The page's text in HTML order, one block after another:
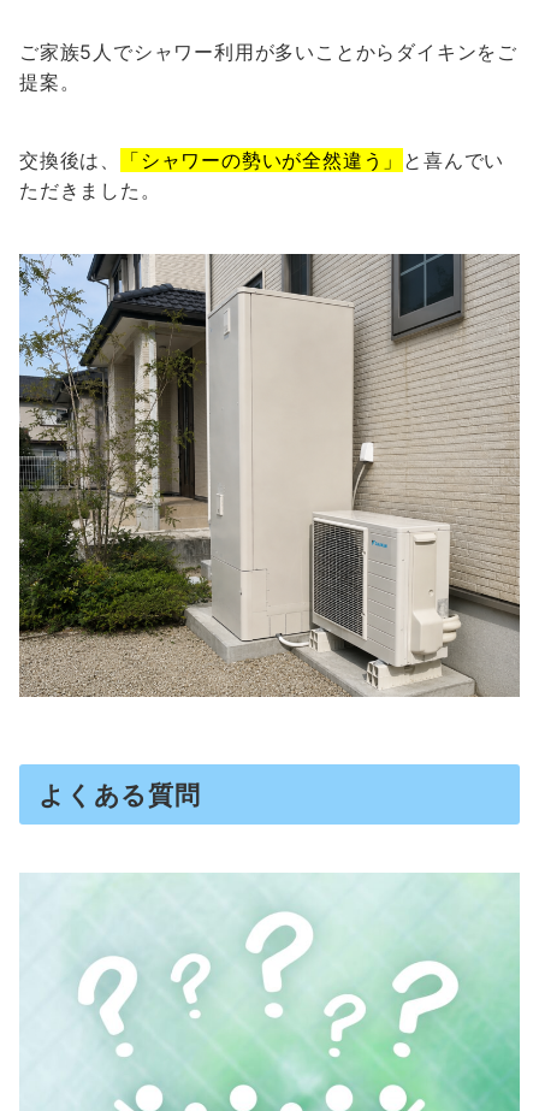
ご家族5人でシャワー利用が多いことからダイキンをご
提案。
交換後は、 「シャワーの勢いが全然違う」 と喜んでい
ただきました。
よくある質問